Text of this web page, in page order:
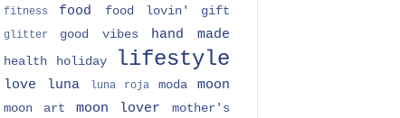
fitness food food lovin' gift
glitter good vibes hand made
health holiday lifestyle
love luna luna roja moda moon
moon art moon lover
mother's